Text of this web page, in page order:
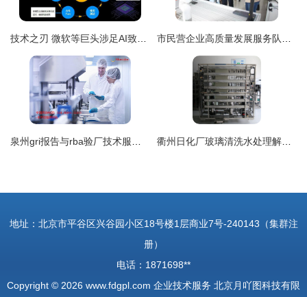
技术之刃 微软等巨头涉足AI致命武器研发的全球安全隐忧 市民营企业高质量发展服务队引领传统企业解锁科技创新“密码” ——推动企业技术服务升级纪实
泉州gri报告与rba验厂技术服务 专业助力企业合规与效率提升 衢州日化厂玻璃清洗水处理解决方案 达旺去离子水技术的卓越应用
地址：北京市平谷区兴谷园小区18号楼1层商业7号-240143（集群注
册）
电话：1871698**
Copyright © 2026 www.fdgpl.com 企业技术服务 北京月吖图科技有限